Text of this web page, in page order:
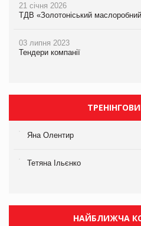
21 січня 2026
ТДВ «Золотоніський
03 липня 2023
Тендери компанії
Яна Олентир
Тетяна Ільєнко
НАЙБЛИЖЧА